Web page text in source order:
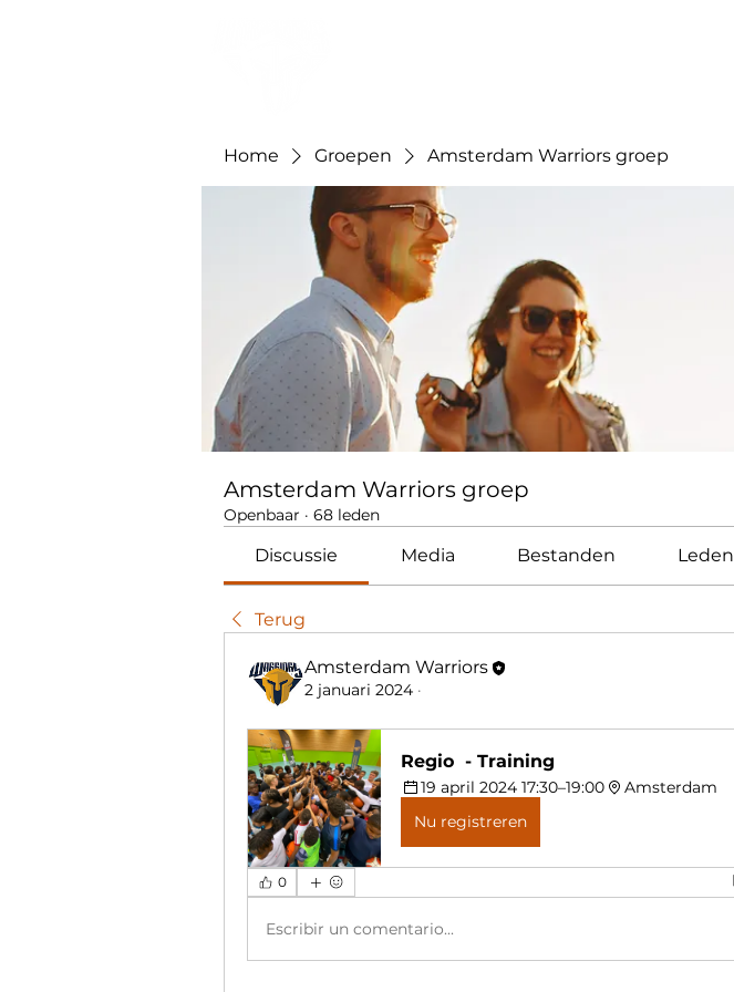
Home Groepen Amsterdam Warriors groep
Amsterdam Warriors groep
Openbaar · 68 leden
Discussie Media Bestanden Leden
Terug
Amsterdam Warriors
2 januari 2024 ·
Regio  - Training
19 april 2024 17:30–19:00
Amsterdam
Nu registreren
0
Escribir un comentario...